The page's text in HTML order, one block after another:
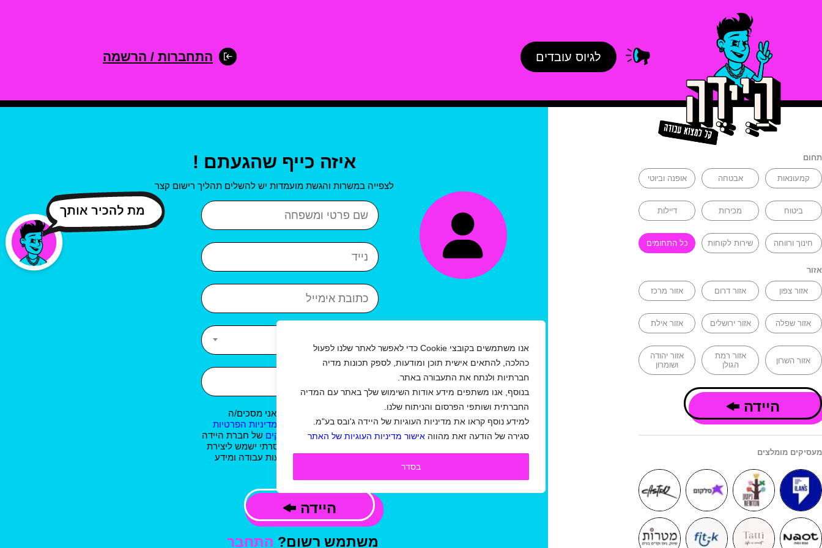
אנו משתמשים בקובצי Cookie כדי לאפשר לאתר שלנו לפעול
כהלכה, להתאים אישית תוכן ומודעות, לספק תכונות מדיה
חברתיות ולנתח את התעבורה באתר.
בנוסף, אנו משתפים מידע אודות השימוש שלך באתר עם המדיה
החברתית ושותפי הפרסום והניתוח שלנו.
למידע נוסף קראו את מדיניות העוגיות של היידה ג'ובס בע"מ.
סגירה של הודעה זאת מהווה אישור מדיניות העוגיות של האתר
בסדר
לגיוס עובדים התחברות / הרשמה
תחום
קמעונאות אבטחה אופנה וביוטי
ביטוח מכירות דיילות
חינוך ורווחה שירות לקוחות כל התחומים
אזור
אזור צפון אזור דרום אזור מרכז
אזור שפלה אזור ירושלים אזור אילת
אזור השרון
אזור רמת
הגולן
אזור יהודה
ושומרון
היידה
מעסיקים מומלצים
איזה כייף שהגעתם !
לצפייה במשרות והגשת מועמדות יש להשלים תהליך רישום קצר
שם פרטי ושם משפחה
נייד
כתובת אימייל
אני מאשר/ת כי קראתי ואני מסכים/ה
לתקנון תנאי שימוש באתר/ מדיניות הפרטיות
ותנאי שימוש באתר למעסיקים של חברת היידה
ג'ובס בע"מ, וכי המידע שמסרתי ישמש ליצירת
קשר, לשליחת עדכונים,הצעות עבודה ומידע
היידה
משתמש רשום? התחבר